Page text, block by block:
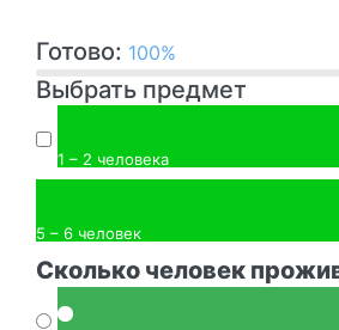
Готово: 100%
Выбрать предмет
1 – 2 человека
5 – 6 человек
Сколько человек